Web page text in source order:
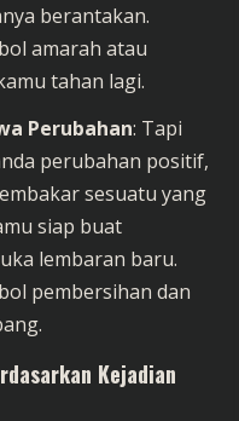
berantakan.
amarah atau
tahan lagi.
Perubahan: Tapi
perubahan positif,
sesuatu yang
siap buat
lembaran baru.
pembersihan dan
Kejadian